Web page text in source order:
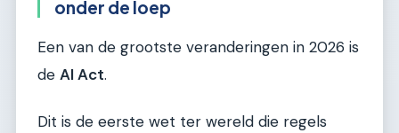
onder de loep
Een van de grootste veranderingen in 2026 is
de AI Act.
Dit is de eerste wet ter wereld die regels